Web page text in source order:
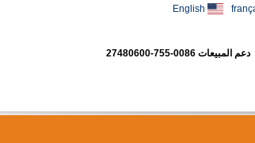
English
دعم المبيعات 0086-755-27480600